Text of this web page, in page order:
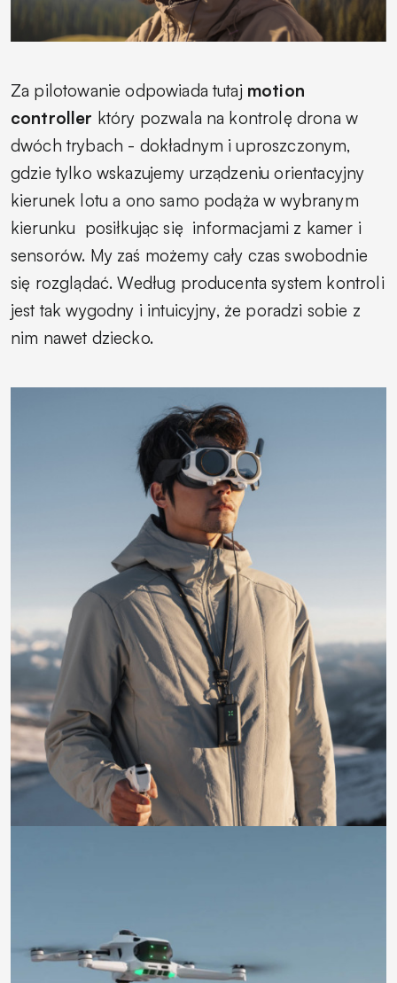
Za pilotowanie odpowiada tutaj motion
controller który pozwala na kontrolę drona w
dwóch trybach - dokładnym i uproszczonym,
gdzie tylko wskazujemy urządzeniu orientacyjny
kierunek lotu a ono samo podąża w wybranym
kierunku posiłkując się informacjami z kamer i
sensorów. My zaś możemy cały czas swobodnie
się rozglądać. Według producenta system kontroli
jest tak wygodny i intuicyjny, że poradzi sobie z
nim nawet dziecko.